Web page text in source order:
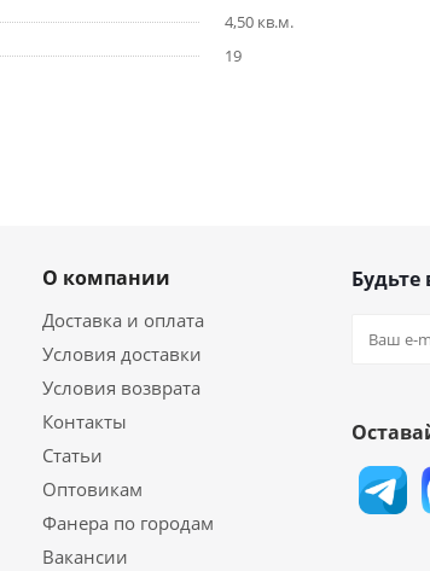
4,50 кв.м.
19
О компании
Доставка и оплата
Условия доставки
Условия возврата
Контакты
Статьи
Оптовикам
Фанера по городам
Вакансии
Будьте